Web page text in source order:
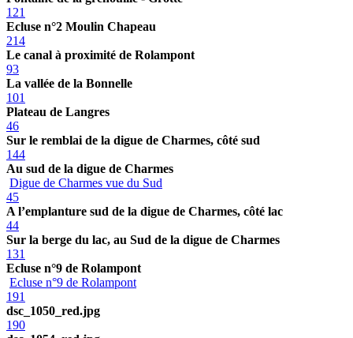
121
Ecluse n°2 Moulin Chapeau
214
Le canal à proximité de Rolampont
93
La vallée de la Bonnelle
101
Plateau de Langres
46
Sur le remblai de la digue de Charmes, côté sud
144
Au sud de la digue de Charmes
Digue de Charmes vue du Sud
45
A l’emplanture sud de la digue de Charmes, côté lac
44
Sur la berge du lac, au Sud de la digue de Charmes
131
Ecluse n°9 de Rolampont
Ecluse n°9 de Rolampont
191
dsc_1050_red.jpg
190